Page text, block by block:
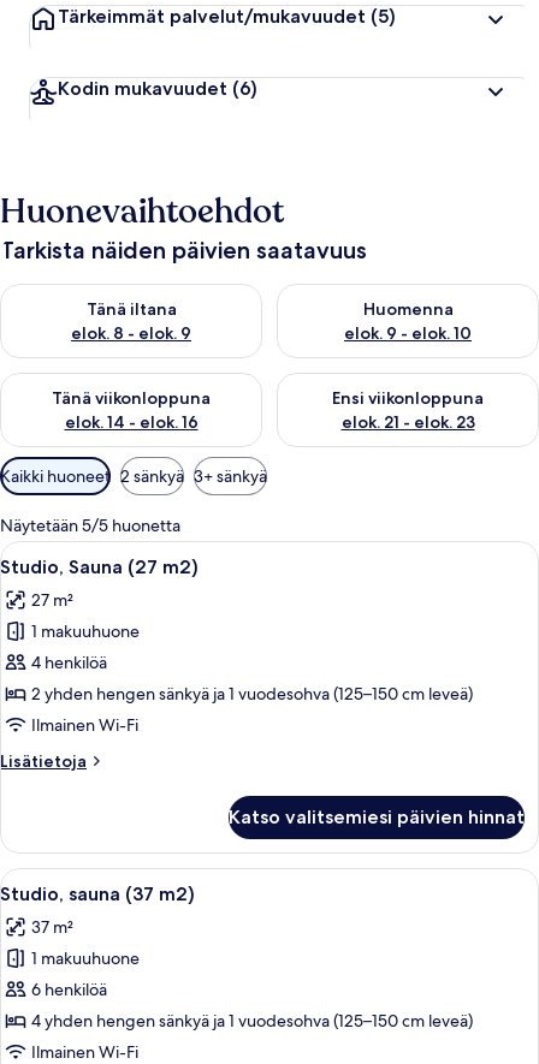
Tärkeimmät palvelut/mukavuudet (5)
Kodin mukavuudet (6)
Huonevaihtoehdot
Tarkista näiden päivien saatavuus
Tänä iltana
elok. 8 - elok. 9
Tarkista tämän illan saatavuus elok. 8 - elok. 9
Huomenna
elok. 9 - elok. 10
Tarkista huomisen saatavuus
Tänä viikonloppuna
elok. 14 - elok. 16
Tarkista tämän viikonlopun saatavuus elok. 14 - elok. 16
Ensi viikonloppuna
elok. 21 - elok. 23
Tarkista ensi viikonlopun
Huoneille
saatavilla
olevia
suodattimia
Kaikki huoneet 2 sänkyä 3+ sänkyä
Näytetään 5/5 huonetta
Avaa
kaikki
huonetyypin
Studio,
Sauna
(27
m2)
Yksinkertaisella, maalaismaisella
15
Studio, Sauna (27 m2)
27 m²
1 makuuhuone
4 henkilöä
2 yhden hengen sänkyä ja 1 vuodesohva (125–150 cm leveä)
Ilmainen Wi-Fi
Lisätietoja
Lisätietoja
(27
m2)
Katso valitsemiesi päivien hinnat
Avaa
kaikki
huonetyypin
Studio,
sauna
(37
m2)
Yksinkertaisella, maalaismaisella
16
Studio, sauna (37 m2)
37 m²
1 makuuhuone
6 henkilöä
4 yhden hengen sänkyä ja 1 vuodesohva (125–150 cm leveä)
Ilmainen Wi-Fi